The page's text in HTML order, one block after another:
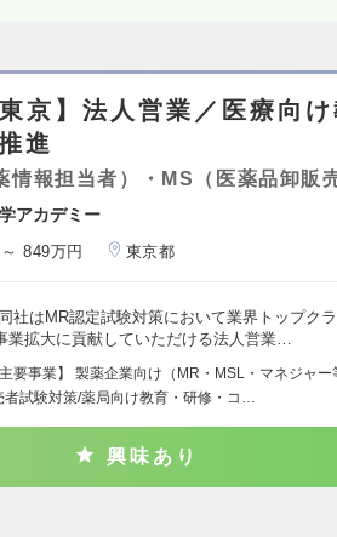
東京】法人営業／医療向
進
情報担当者）・MS（医薬品卸販
アカデミー
849万円 東京都
社はMR認定試験対策において業界トップク
業拡大に貢献していただける法人営業…
主要事業】 製薬企業向け（MR・MSL・マネジャ
者試験対策/薬局向け教育・研修・コ…
興味あり